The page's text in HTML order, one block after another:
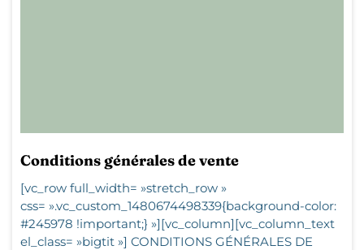
Conditions générales de vente
[vc_row full_width= »stretch_row »
css= ».vc_custom_1480674498339{background-color:
#245978 !important;} »][vc_column][vc_column_text
el_class= »bigtit »] CONDITIONS GÉNÉRALES DE